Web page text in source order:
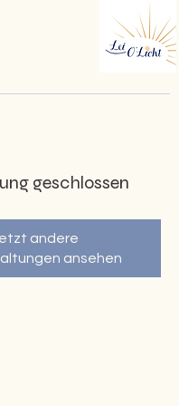
geschlossen
andere
ansehen